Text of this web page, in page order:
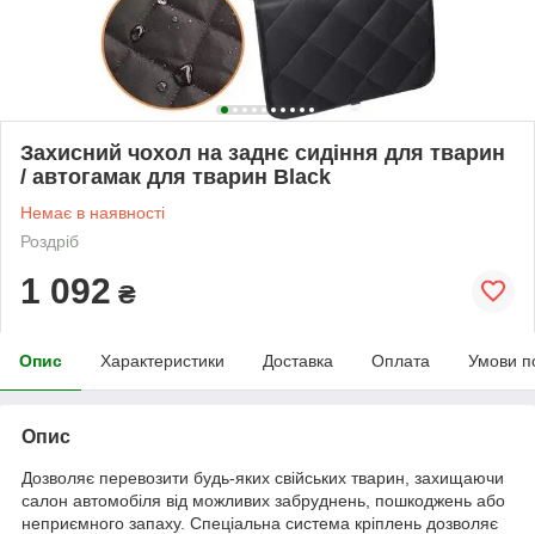
Захисний чохол на заднє сидіння для тварин
/ автогамак для тварин Black
Немає в наявності
Роздріб
1 092 ₴
Опис Характеристики Доставка Оплата Умови
Опис
Дозволяє перевозити будь-яких свійських тварин, захищаючи
салон автомобіля від можливих забруднень, пошкоджень або
неприємного запаху. Спеціальна система кріплень дозволяє